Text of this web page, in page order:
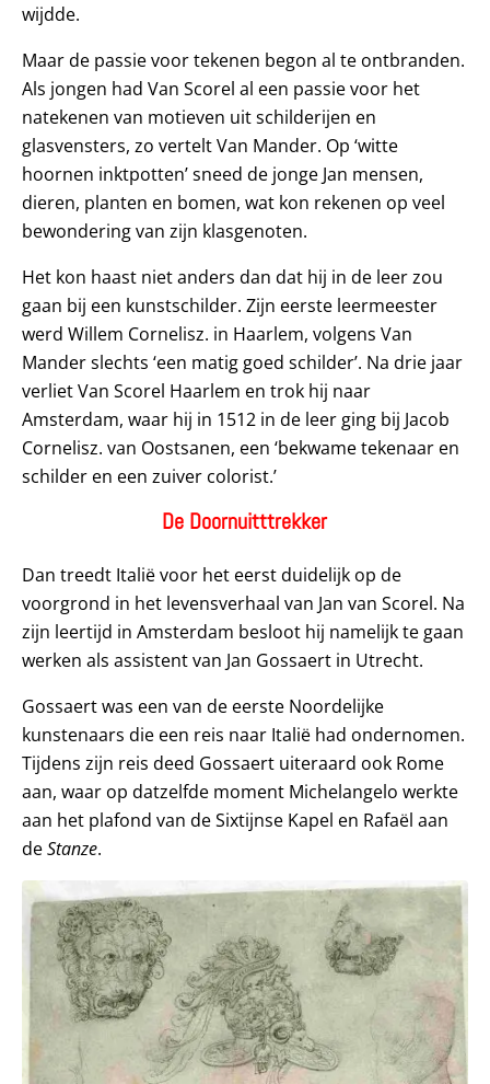
wijdde.
Maar de passie voor tekenen begon al te ontbranden.
Als jongen had Van Scorel al een passie voor het
natekenen van motieven uit schilderijen en
glasvensters, zo vertelt Van Mander. Op ‘witte
hoornen inktpotten’ sneed de jonge Jan mensen,
dieren, planten en bomen, wat kon rekenen op veel
bewondering van zijn klasgenoten.
Het kon haast niet anders dan dat hij in de leer zou
gaan bij een kunstschilder. Zijn eerste leermeester
werd Willem Cornelisz. in Haarlem, volgens Van
Mander slechts ‘een matig goed schilder’. Na drie jaar
verliet Van Scorel Haarlem en trok hij naar
Amsterdam, waar hij in 1512 in de leer ging bij Jacob
Cornelisz. van Oostsanen, een ‘bekwame tekenaar en
schilder en een zuiver colorist.’
De Doornuitttrekker
Dan treedt Italië voor het eerst duidelijk op de
voorgrond in het levensverhaal van Jan van Scorel. Na
zijn leertijd in Amsterdam besloot hij namelijk te gaan
werken als assistent van Jan Gossaert in Utrecht.
Gossaert was een van de eerste Noordelijke
kunstenaars die een reis naar Italië had ondernomen.
Tijdens zijn reis deed Gossaert uiteraard ook Rome
aan, waar op datzelfde moment Michelangelo werkte
aan het plafond van de Sixtijnse Kapel en Rafaël aan
deStanze.